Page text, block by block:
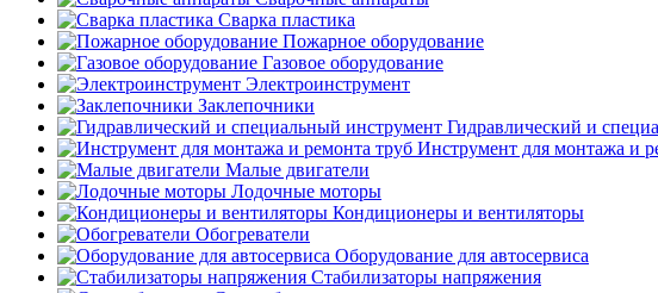
Сварка пластика
Пожарное оборудование
Газовое оборудование
Электроинструмент
Заклепочники
Гидравлический и
Инструмент для монтажа и
Малые двигатели
Лодочные моторы
Кондиционеры и вентиляторы
Обогреватели
Оборудование для автосервиса
Стабилизаторы напряжения